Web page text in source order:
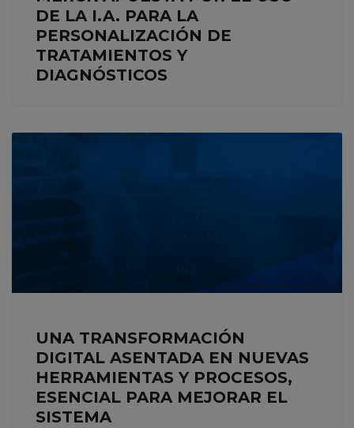
DE LA I.A. PARA LA
PERSONALIZACIÓN DE
TRATAMIENTOS Y
DIAGNÓSTICOS
UNA TRANSFORMACIÓN
DIGITAL ASENTADA EN NUEVAS
HERRAMIENTAS Y PROCESOS,
ESENCIAL PARA MEJORAR EL
SISTEMA